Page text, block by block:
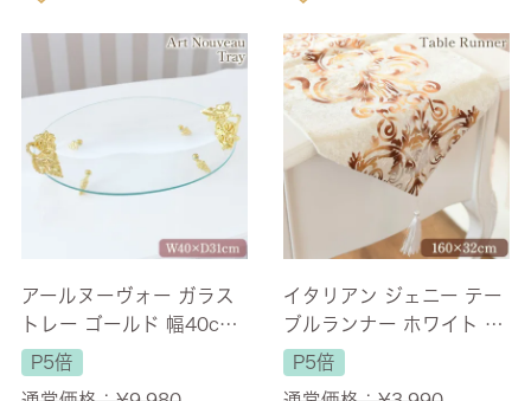
アールヌーヴォー ガラス
トレー ゴールド 幅40cm
【送料無料】 [Y]
P5倍
イタリアン ジェニー テー
ブルランナー ホワイト 長
さ160cm
P5倍